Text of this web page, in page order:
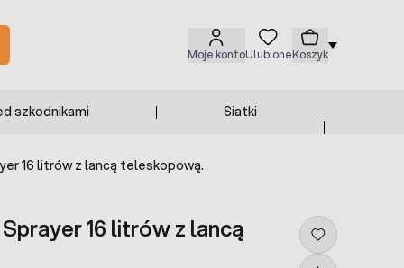
Moje kontoUlubioneKoszyk
szkodnikami Siatki
16 litrów z lancą teleskopową.
16 litrów z lancą